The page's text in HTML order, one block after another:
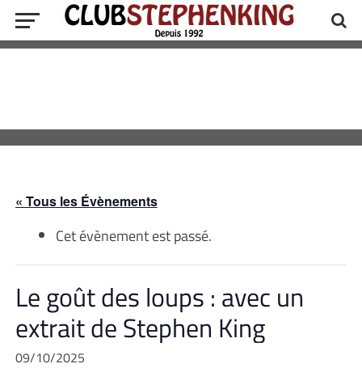
« Tous les Évènements
Cet évènement est passé.
Le goût des loups : avec un
extrait de Stephen King
09/10/2025